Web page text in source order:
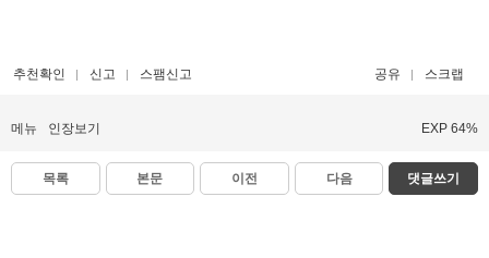
추천확인 신고 스팸신고 공유 스크랩
메뉴 인장보기 EXP 64%
목록 본문 이전 다음 댓글쓰기